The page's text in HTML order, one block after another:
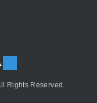
Rights Reserved.